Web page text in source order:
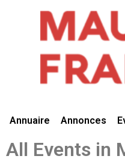
Annuaire Annonces
All Events in